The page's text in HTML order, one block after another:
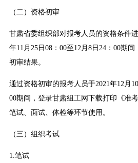
（二）资格初审
甘肃省委组织部对报考人员的资格条件
年11月25日08：00至12月8日24：00期
初审结果。
通过资格初审的报考人员于2021年12月
00期间，登录甘肃组工网下载打印《准
笔试、面试、体检等环节使用。
（三）组织考试
1.笔试